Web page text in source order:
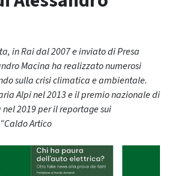
in Rai dal 2007 e inviato di Presa
Macina ha realizzato numerosi
sulla crisi climatica e ambientale.
Alpi nel 2013 e il premio nazionale di
2019 per il reportage sui
Artico